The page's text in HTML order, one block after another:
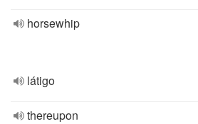
horsewhip
látigo
thereupon